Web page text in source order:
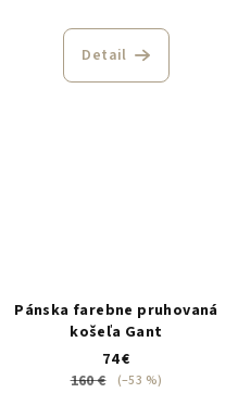
Detail
Pánska farebne pruhovaná
košeľa Gant
74 €
160 €
(–53 %)